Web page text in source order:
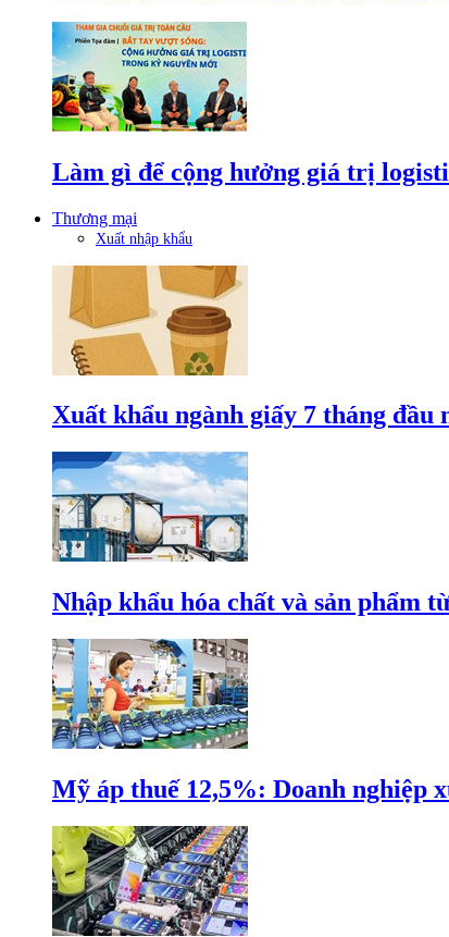
Làm gì để cộng hưởng giá trị
Thương mại
Xuất nhập khẩu
Xuất khẩu ngành giấy 7 tháng
Nhập khẩu hóa chất và sản phẩm
Mỹ áp thuế 12,5%: Doanh nghiệp